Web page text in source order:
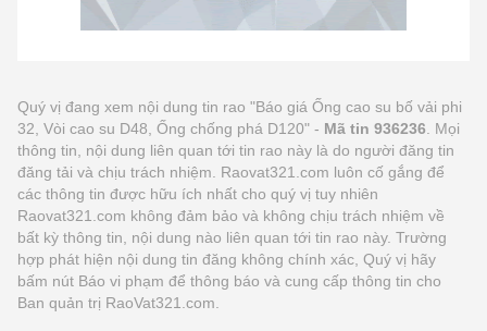
Quý vị đang xem nội dung tin rao "Báo giá Ống cao su bố vải phi
32, Vòi cao su D48, Ống chống phá D120" - Mã tin 936236 . Mọi
thông tin, nội dung liên quan tới tin rao này là do người đăng tin
đăng tải và chịu trách nhiệm. Raovat321.com luôn cố gắng để
các thông tin được hữu ích nhất cho quý vị tuy nhiên
Raovat321.com không đảm bảo và không chịu trách nhiệm về
bất kỳ thông tin, nội dung nào liên quan tới tin rao này. Trường
hợp phát hiện nội dung tin đăng không chính xác, Quý vị hãy
bấm nút Báo vi phạm để thông báo và cung cấp thông tin cho
Ban quản trị RaoVat321.com.